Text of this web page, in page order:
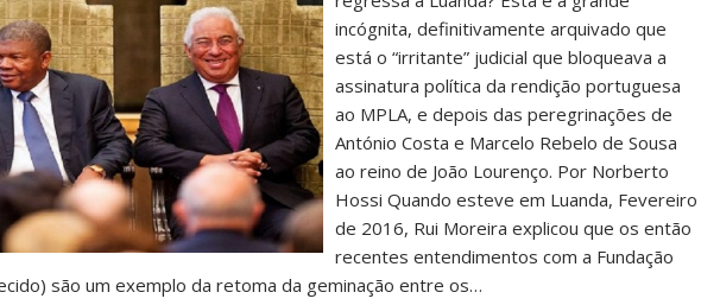
incógnita, definitivamente arquivado que
está o “irritante” judicial que bloqueava a
assinatura política da rendição portuguesa
ao MPLA, e depois das peregrinações de
António Costa e Marcelo Rebelo de Sousa
ao reino de João Lourenço. Por Norberto
Hossi Quando esteve em Luanda, Fevereiro
de 2016, Rui Moreira explicou que os então
recentes entendimentos com a Fundação
são um exemplo da retoma da geminação entre os…